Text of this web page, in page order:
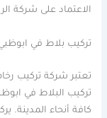
الاعتماد على شركة
تركيب بلاط في
تعتبر شركة تركيب
تركيب البلاط في
كافة أنحاء المدينة.